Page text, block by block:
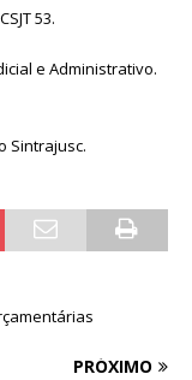
53.
e Administrativo.
Sintrajusc.
PRÓXIMO